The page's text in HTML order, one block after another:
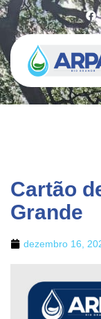
Cartão
Grande
dezembro 16,